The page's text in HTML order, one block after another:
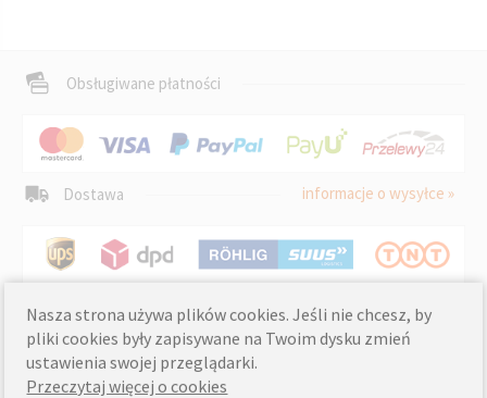
Obsługiwane płatności
Dostawa informacje o wysyłce »
Nasza strona używa plików cookies. Jeśli nie chcesz, by
pliki cookies były zapisywane na Twoim dysku zmień
ustawienia swojej przeglądarki.
Przeczytaj więcej o cookies